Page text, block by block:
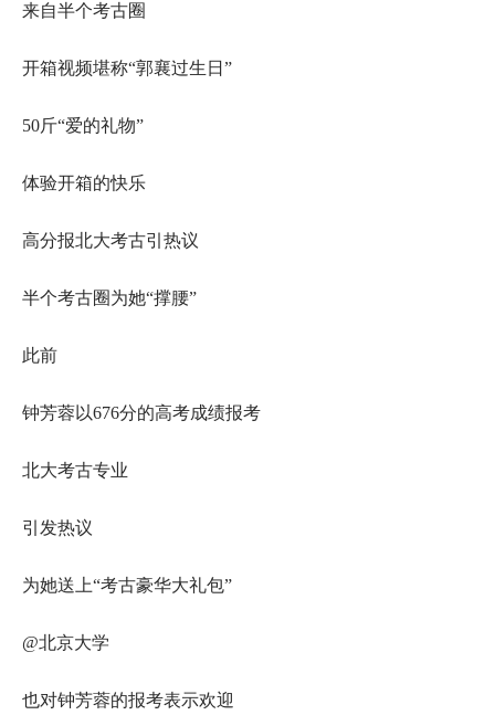
来自半个考古圈
开箱视频堪称“郭襄过生日”
50斤“爱的礼物”
体验开箱的快乐
高分报北大考古引热议
半个考古圈为她“撑腰”
此前
钟芳蓉以676分的高考成绩报考
北大考古专业
引发热议
为她送上“考古豪华大礼包”
@北京大学
也对钟芳蓉的报考表示欢迎